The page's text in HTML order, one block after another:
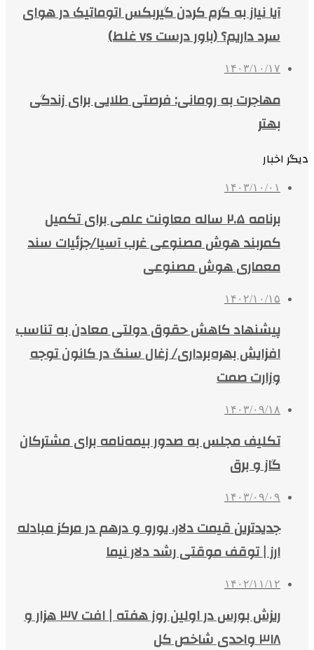
آیا نیاز به گرم کردن گیربکس اتوماتیک در هوای
سرد داریم؟ (باور درست vs غلط)
۱۴۰۳/۱۰/۱۷
مهاجرت به رومانی: فرصتی طلایی برای زندگی
بهتر
دیگر اخبار
۱۴۰۳/۱۰/۰۱
برنامه ۲.۵ ساله معاونت علمی برای تکمیل
کمربند هوش مصنوعی غرب آسیا/جزئیات سند
معماری هوش مصنوعی
۱۴۰۲/۱۰/۱۵
پیشنهاد کاهش حقوق دولتی معادن به تناسب
افزایش بهره‌برداری/ زغال سنگ در کانون توجه
وزارت صمت
۱۴۰۳/۰۹/۱۸
تکلیف مجلس به صدور بیمه‌نامه برای مشترکان
گاز و برق
۱۴۰۳/۰۹/۰۹
جدیدترین قیمت دلار، یورو و درهم در مرکز مبادله
ارز | توقف موقتی رشد دلار نیما
۱۴۰۲/۱۱/۱۲
ریزش بورس در اولین روز هفته | افت ۳۷ هزار و
۳۱۸ واحدی شاخص کل